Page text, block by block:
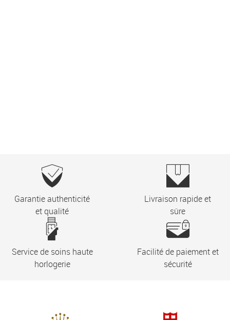
Garantie authenticité
et qualité
Livraison rapide et
sûre
Service de soins haute
horlogerie
Facilité de paiement et
sécurité